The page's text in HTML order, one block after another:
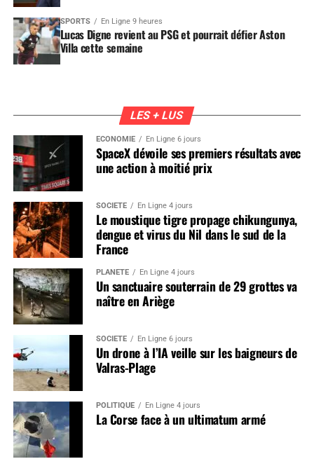
SPORTS En Ligne 9 heures
Lucas Digne revient au PSG et pourrait défier Aston
Villa cette semaine
LES + LUS
ÉCONOMIE En Ligne 6 jours
SpaceX dévoile ses premiers résultats avec
une action à moitié prix
SOCIÉTÉ En Ligne 4 jours
Le moustique tigre propage chikungunya,
dengue et virus du Nil dans le sud de la
France
PLANÈTE En Ligne 4 jours
Un sanctuaire souterrain de 29 grottes va
naître en Ariège
SOCIÉTÉ En Ligne 6 jours
Un drone à l’IA veille sur les baigneurs de
Valras-Plage
POLITIQUE En Ligne 4 jours
La Corse face à un ultimatum armé